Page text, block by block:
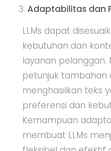
Adaptabilitas dan
LLMs dapat
kebutuhan dan
layanan pelanggan.
petunjuk tambahan
menghasilkan teks
preferensi dan
Kemampuan
membuat LLMs